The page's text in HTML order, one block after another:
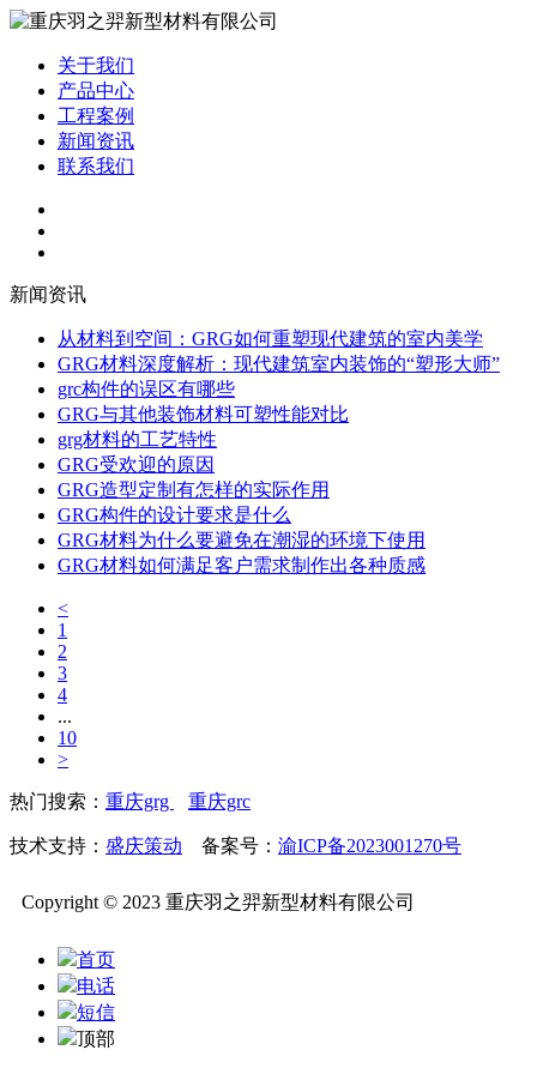
关于我们
产品中心
工程案例
新闻资讯
联系我们
新闻资讯
从材料到空间：GRG如何重塑现代建筑的室内美学
GRG材料深度解析：现代建筑室内装饰的“塑形大师”
grc构件的误区有哪些
GRG与其他装饰材料可塑性能对比
grg材料的工艺特性
GRG受欢迎的原因
GRG造型定制有怎样的实际作用
GRG构件的设计要求是什么
GRG材料为什么要避免在潮湿的环境下使用
GRG材料如何满足客户需求制作出各种质感
<
1
2
3
4
...
10
>
热门搜索： 重庆grg 重庆grc
技术支持： 盛庆策动 备案号： 渝ICP备2023001270号
Copyright © 2023 重庆羽之羿新型材料有限公司
首页
电话
短信
顶部